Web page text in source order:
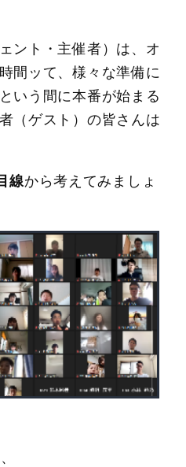
ント・主催者）は、オ
間ッて、様々な準備に
いう間に本番が始まる
（ゲスト）の皆さんは
線から考えてみましょ